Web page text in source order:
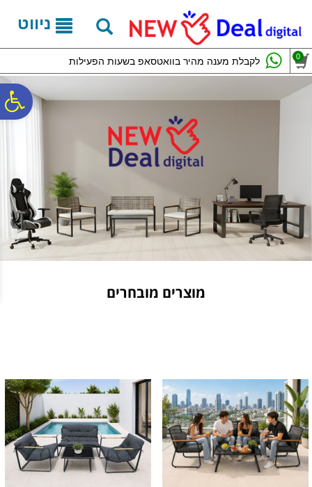
נגישות
אתר
המרכזי
ניווט
לקבלת מענה מהיר בוואטסאפ בשעות הפעילות 0
מוצרים מובחרים